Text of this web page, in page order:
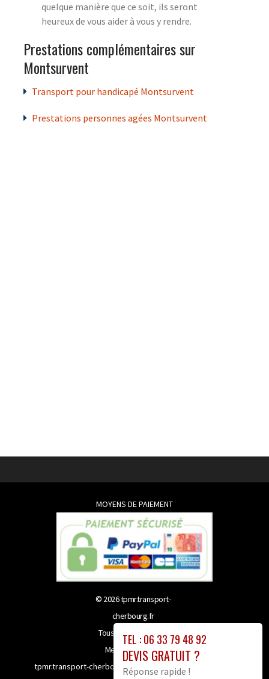
quelque manière que ce soit, ils seront
heureux de vous aider à vous y rendre.
Prestations complémentaires sur
Montsurvent
Transport pour handicapé Montsurvent
Prestations personnes agées Montsurvent
TEL : 06 33 79 48 92
DEVIS GRATUIT ?
Réponse rapide !
MOYENS DE PAIEMENT
© 2026tpmr.transport-
cherbourg.fr
Tous droits réservés
Mentions légales
tpmr.transport-cherbourg.fr bénéficie de la technologie